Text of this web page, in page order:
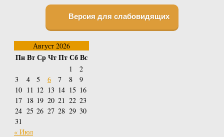
Версия для слабовидящих
Август 2026
ПнВтСрЧтПтСбВс
1
2
3
4 5 6 7 8
9
10 11 12 13 14 15 16
17 18 19 20 21 22 23
24 25 26 27 28 29 30
31
« Июл